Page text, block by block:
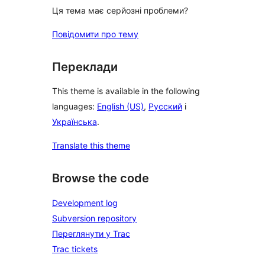
Ця тема має серйозні проблеми?
Повідомити про тему
Переклади
This theme is available in the following
languages: English (US), Русский і
Українська.
Translate this theme
Browse the code
Development log
Subversion repository
Переглянути у Trac
Trac tickets